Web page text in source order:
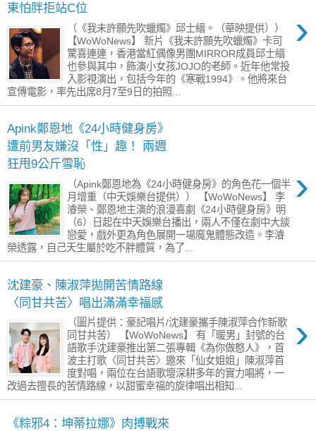
東怕胖拒站C位
›
（《我未許願先吹蠟燭》邱士縉。（華映提供））
【WoWoNews】 新片《我未許願先吹蠟燭》卡司
驚喜連連，香港當紅偶像男團MIRROR成員邱士縉
也參與其中，飾演小女孩JOJO的老師。近年他常投
入影視演出，包括今年的《寒戰1994》。他將來台
宣傳電影，率先出席8月7至9日的拍照...
Apink鄭恩地《24小時健身房》
遭前男友嫌沒「性」趣！ 兩週
狂甩9公斤雪恥
›
（Apink鄭恩地為《24小時健身房》的角色花一個半
月增重（中天娛樂台提供）） 【WoWoNews】 李
濬榮、鄭恩地主演的浪漫喜劇《24小時健身房》明
（6）日起在中天娛樂台播出，兩人不僅在劇中大談
戀愛，戲外更為角色展開一場魔鬼體態改造。李濬
榮透露，自己天生屬於吃不胖體質，為了...
沈建豪、陳淑萍拋開苦情路線
〈同甘共苦〉唱出滿滿幸福感
›
（圖片提供：豪記唱片/沈建豪攜手陳淑萍合作新歌
同甘共苦） 【WoWoNews】 有「暖男」封號的台
語歌手沈建豪推出第二張專輯《為你做憨人》，首
波主打歌〈同甘共苦〉邀來「仙女姐姐」陳淑萍首
度對唱，兩位在台語歌壇深耕多年的實力唱將，一
改過去擅長的苦情路線，以甜蜜幸福的旋律唱出相知...
《粽邪4：坤蒂拉娜》肉搏戰來